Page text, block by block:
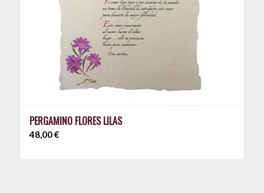
PERGAMINO FLORES LILAS
48,00€